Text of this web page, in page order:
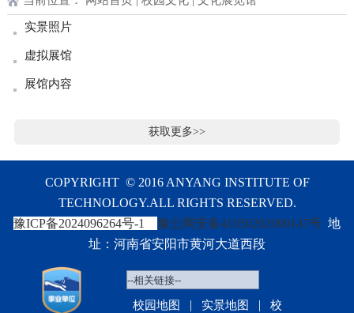
实景照片
虚拟展馆
展馆内容
获取更多>>
COPYRIGHT © 2016 ANYANG INSTITUTE OF
TECHNOLOGY.ALL RIGHTS RESERVED.
豫ICP备2024096264号-1
豫公网安备41050202000147号 地
址：河南省安阳市黄河大道西段
校园地图 | 实景地图 | 校